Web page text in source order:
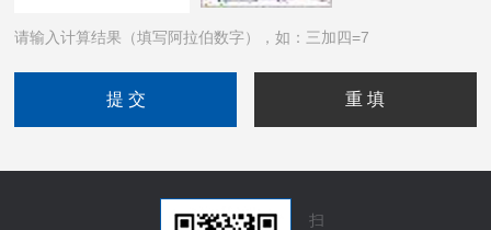
请输入计算结果（填写阿拉伯数字），如：三加四=7
扫